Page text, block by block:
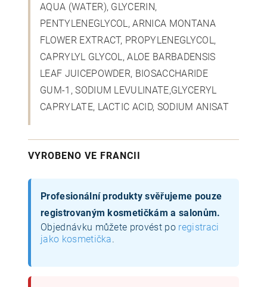
AQUA (WATER), GLYCERIN,
PENTYLENEGLYCOL, ARNICA MONTANA
FLOWER EXTRACT, PROPYLENEGLYCOL,
CAPRYLYL GLYCOL, ALOE BARBADENSIS
LEAF JUICEPOWDER, BIOSACCHARIDE
GUM-1, SODIUM LEVULINATE,GLYCERYL
CAPRYLATE, LACTIC ACID, SODIUM ANISAT
VYROBENO VE FRANCII
Profesionální produkty svěřujeme pouze
registrovaným kosmetičkám a salonům.
Objednávku můžete provést po registraci
jako kosmetička.